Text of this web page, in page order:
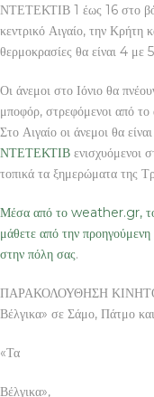
ΝΤΕΤΕΚΤΙΒ 1 έως 16 στο
κεντρικό Αιγαίο, την Κρήτη
θερμοκρασίες θα είναι 4 με
Οι άνεμοι στο Ιόνιο θα
μποφόρ, στρεφόμενοι από
Στο Αιγαίο οι άνεμοι θα
ΝΤΕΤΕΚΤΙΒ ενισχυόμενοι
τοπικά τα ξημερώματα της
Μέσα από το weather.gr, το
μάθετε από την
στην πόλη σας.
ΠΑΡΑΚΟΛΟΥΘΗΣΗ
Βέλγικα» σε Σάμο, Πάτμο
«Τα
Βέλγικα»,